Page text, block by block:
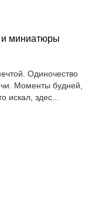
и миниатюры
Одиночество
Моменты будней,
искал, здес...